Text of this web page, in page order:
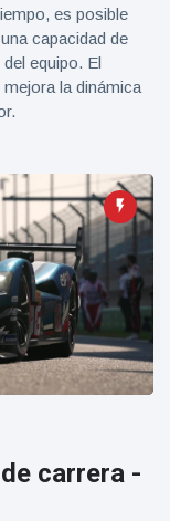
es posible
capacidad de
equipo. El
la dinámica
carrera -